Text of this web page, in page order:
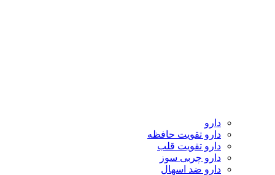
دارو
دارو تقویت حافظه
دارو تقویت قلب
دارو چربی سوز
دارو ضد اسهال